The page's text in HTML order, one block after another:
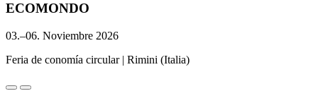
ECOMONDO
03.–06. Noviembre 2026
Feria de conomía circular | Rimini (Italia)